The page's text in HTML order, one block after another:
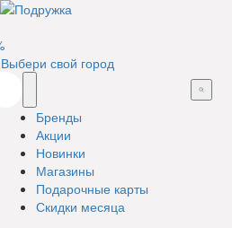
Выбери свой город
Бренды
Акции
Новинки
Магазины
Подарочные карты
Скидки месяца